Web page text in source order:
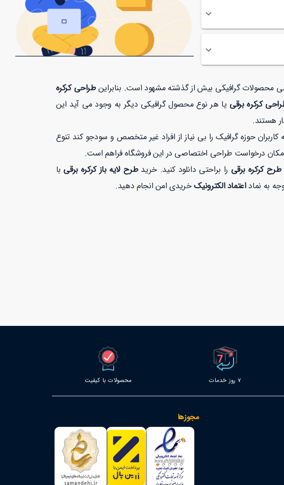
محصولات گرافیکی بیش از گذشته مشهود است. بنابراینطراحی کرکره
کرکره برقی یا هر نوع محصول گرافیکی دیگر به وجود می آید این
هستند.
حوزه گرافیک را بی نیاز از افراد غیر متخصص و سودجو کند تنوع
درخواست طراحی اختصاصی در این فروشگاه فراهم است.
طرح کرکره برقی را براحتی دانلود کنید. خریدطرح لایه باز کرکره برقی با
اعتماد الکترونیکخریدی امن انجام دهید.
7 روز خدمات محصولات با کیفیت
مجوزها